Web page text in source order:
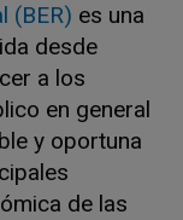
(BER) es una
desde
a los
en general
y oportuna
de las